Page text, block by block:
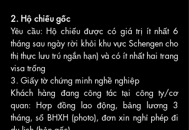
2. Hộ chiếu gốc
Yêu cầu: Hộ chiếu được có giá trị ít nhất 6
tháng sau ngày rời khỏi khu vực Schengen cho
thị thực lưu trú ngắn hạn) và có ít nhất hai trang
visa trống
3. Giấy tờ chứng minh nghề nghiệp
Khách hàng đang công tác tại công ty/cơ
quan: Hợp đồng lao động, bảng lương 3
tháng, sổ BHXH (photo), đơn xin nghỉ phép đi